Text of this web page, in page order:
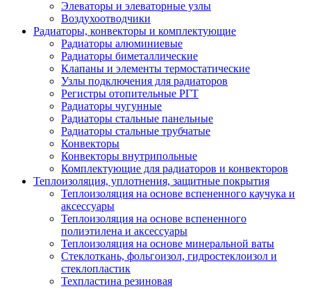
Элеваторы и элеваторные узлы
Воздухоотводчики
Радиаторы, конвекторы и комплектующие
Радиаторы алюминиевые
Радиаторы биметаллические
Клапаны и элементы термостатические
Узлы подключения для радиаторов
Регистры отопительные РГТ
Радиаторы чугунные
Радиаторы стальные панельные
Радиаторы стальные трубчатые
Конвекторы
Конвекторы внутрипольные
Комплектующие для радиаторов и конвекторов
Теплоизоляция, уплотнения, защитные покрытия
Теплоизоляция на основе вспененного каучука и
аксессуары
Теплоизоляция на основе вспененного
полиэтилена и аксессуары
Теплоизоляция на основе минеральной ваты
Стеклоткань, фольгоизол, гидростеклоизол и
стеклопластик
Техпластина резиновая